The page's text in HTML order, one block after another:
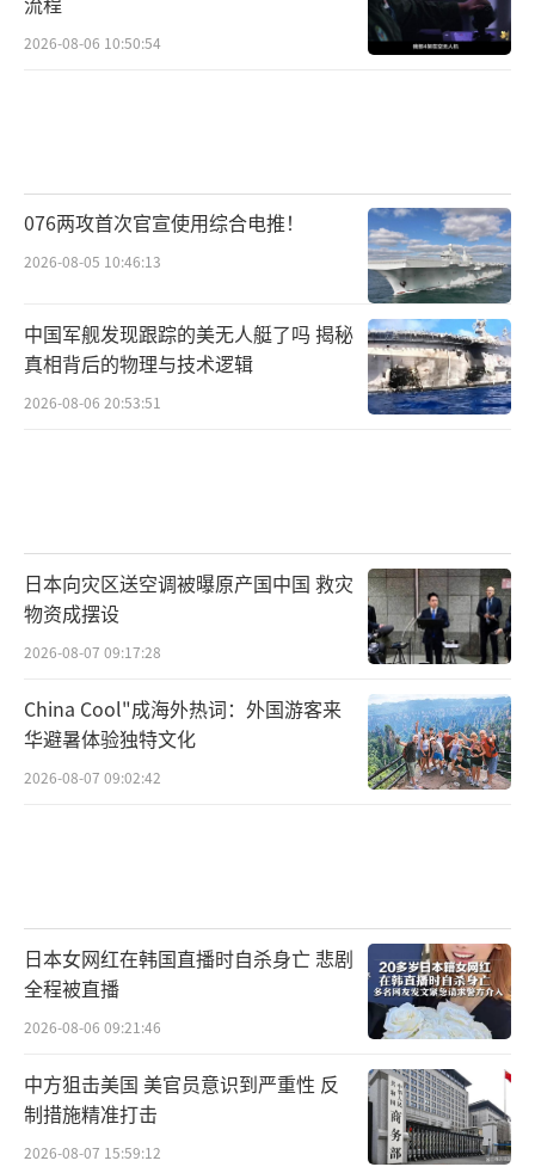
2026-08-06 10:50:54
076两攻首次官宣使用综合电推！
2026-08-05 10:46:13
中国军舰发现跟踪的美无人艇了吗 揭秘
真相背后的物理与技术逻辑
2026-08-06 20:53:51
日本向灾区送空调被曝原产国中国 救灾
物资成摆设
2026-08-07 09:17:28
China Cool"成海外热词：外国游客来
华避暑体验独特文化
2026-08-07 09:02:42
日本女网红在韩国直播时自杀身亡 悲剧
全程被直播
2026-08-06 09:21:46
中方狙击美国 美官员意识到严重性 反
制措施精准打击
2026-08-07 15:59:12